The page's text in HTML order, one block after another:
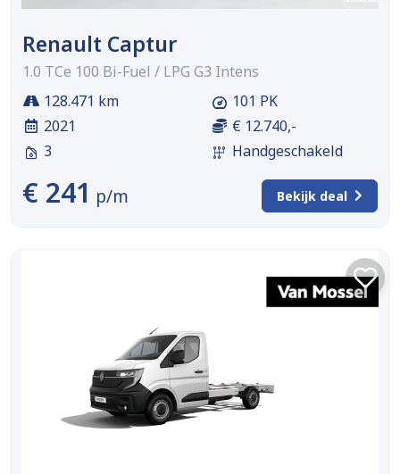
Renault Captur
1.0 TCe 100 Bi-Fuel / LPG G3 Intens
128.471 km
2021
3
101 PK
€ 12.740,-
Handgeschakeld
€ 241 p/m Bekijk deal